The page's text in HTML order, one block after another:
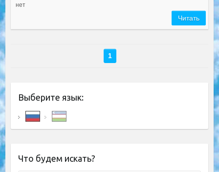
нет
Читать
1
Выберите язык:
Что будем искать?